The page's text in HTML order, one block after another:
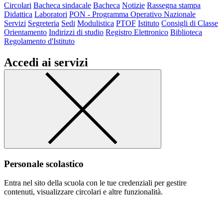
Circolari Bacheca sindacale Bacheca Notizie Rassegna stampa
Didattica Laboratori PON - Programma Operativo Nazionale
Servizi Segreteria Sedi Modulistica PTOF Istituto Consigli di Classe
Orientamento Indirizzi di studio Registro Elettronico Biblioteca
Regolamento d'Istituto
Accedi ai servizi
Personale scolastico
Entra nel sito della scuola con le tue credenziali per gestire
contenuti, visualizzare circolari e altre funzionalità.